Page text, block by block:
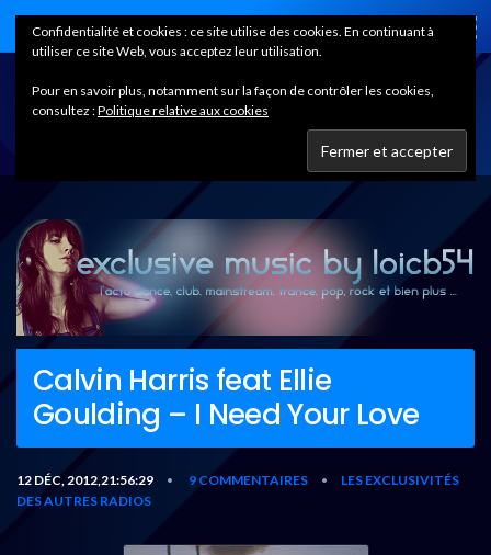
Home
Calvin Harris feat Ellie
Goulding – I Need Your Love
12 DÉC, 2012,21:56:29 • 9 COMMENTAIRES •
LES EXCLUSIVITÉS
DES AUTRES RADIOS
Confidentialité et cookies : ce site utilise des cookies. En continuant à
utiliser ce site Web, vous acceptez leur utilisation.
Pour en savoir plus, notamment sur la façon de contrôler les cookies,
consultez :Politique relative aux cookies